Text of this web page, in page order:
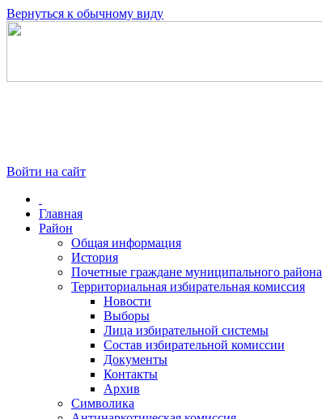
Вернуться к обычному виду
Войти на сайт
Главная
Район
Общая информация
История
Почетные граждане муниципального района
Территориальная избирательная комиссия
Новости
Выборы
Лица избирательной системы
Состав избирательной комиссии
Документы
Контакты
Архив
Символика